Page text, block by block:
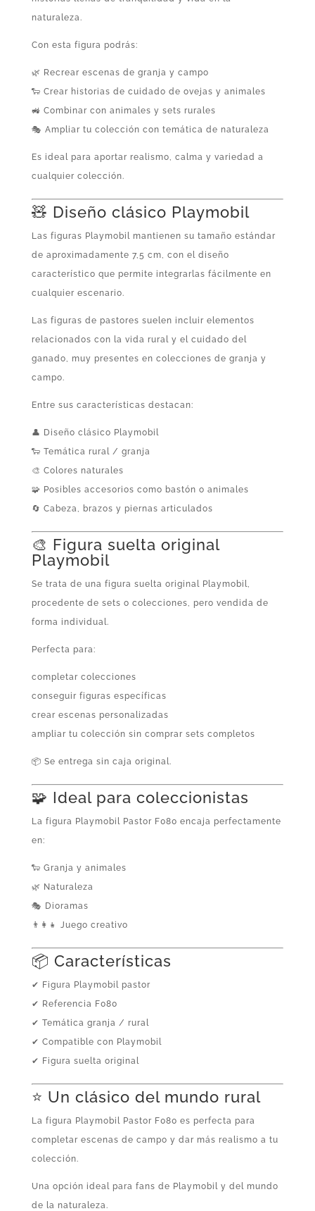
naturaleza.
Con esta figura podrás:
🌿 Recrear escenas de granja y campo
🐑 Crear historias de cuidado de ovejas y animales
🚜 Combinar con animales y sets rurales
🎭 Ampliar tu colección con temática de naturaleza
Es ideal para aportar realismo, calma y variedad a
cualquier colección.
🧸 Diseño clásico Playmobil
Las figuras Playmobil mantienen su tamaño estándar
de aproximadamente 7,5 cm, con el diseño
característico que permite integrarlas fácilmente en
cualquier escenario.
Las figuras de pastores suelen incluir elementos
relacionados con la vida rural y el cuidado del
ganado, muy presentes en colecciones de granja y
campo.
Entre sus características destacan:
👤 Diseño clásico Playmobil
🐑 Temática rural / granja
🎨 Colores naturales
🧩 Posibles accesorios como bastón o animales
🔄 Cabeza, brazos y piernas articulados
🎨 Figura suelta original
Playmobil
Se trata de una figura suelta original Playmobil,
procedente de sets o colecciones, pero vendida de
forma individual.
Perfecta para:
completar colecciones
conseguir figuras específicas
crear escenas personalizadas
ampliar tu colección sin comprar sets completos
📦 Se entrega sin caja original.
🧩 Ideal para coleccionistas
La figura Playmobil Pastor F080 encaja perfectamente
en:
🐑 Granja y animales
🌿 Naturaleza
🎭 Dioramas
👨‍👩‍👧 Juego creativo
📦 Características
✔ Figura Playmobil pastor
✔ Referencia F080
✔ Temática granja / rural
✔ Compatible con Playmobil
✔ Figura suelta original
⭐ Un clásico del mundo rural
La figura Playmobil Pastor F080 es perfecta para
completar escenas de campo y dar más realismo a tu
colección.
Una opción ideal para fans de Playmobil y del mundo
de la naturaleza.